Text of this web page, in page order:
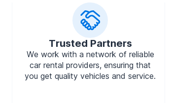
Trusted Partners
We work with a network of reliable
car rental providers, ensuring that
you get quality vehicles and service.